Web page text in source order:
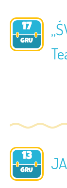
17
GRU
2024
13
GRU
2024